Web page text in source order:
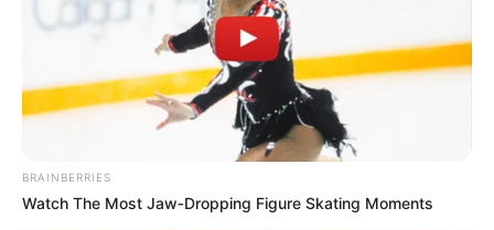
BRAINBERRIES
Watch The Most Jaw‑Dropping Figure Skating Moments